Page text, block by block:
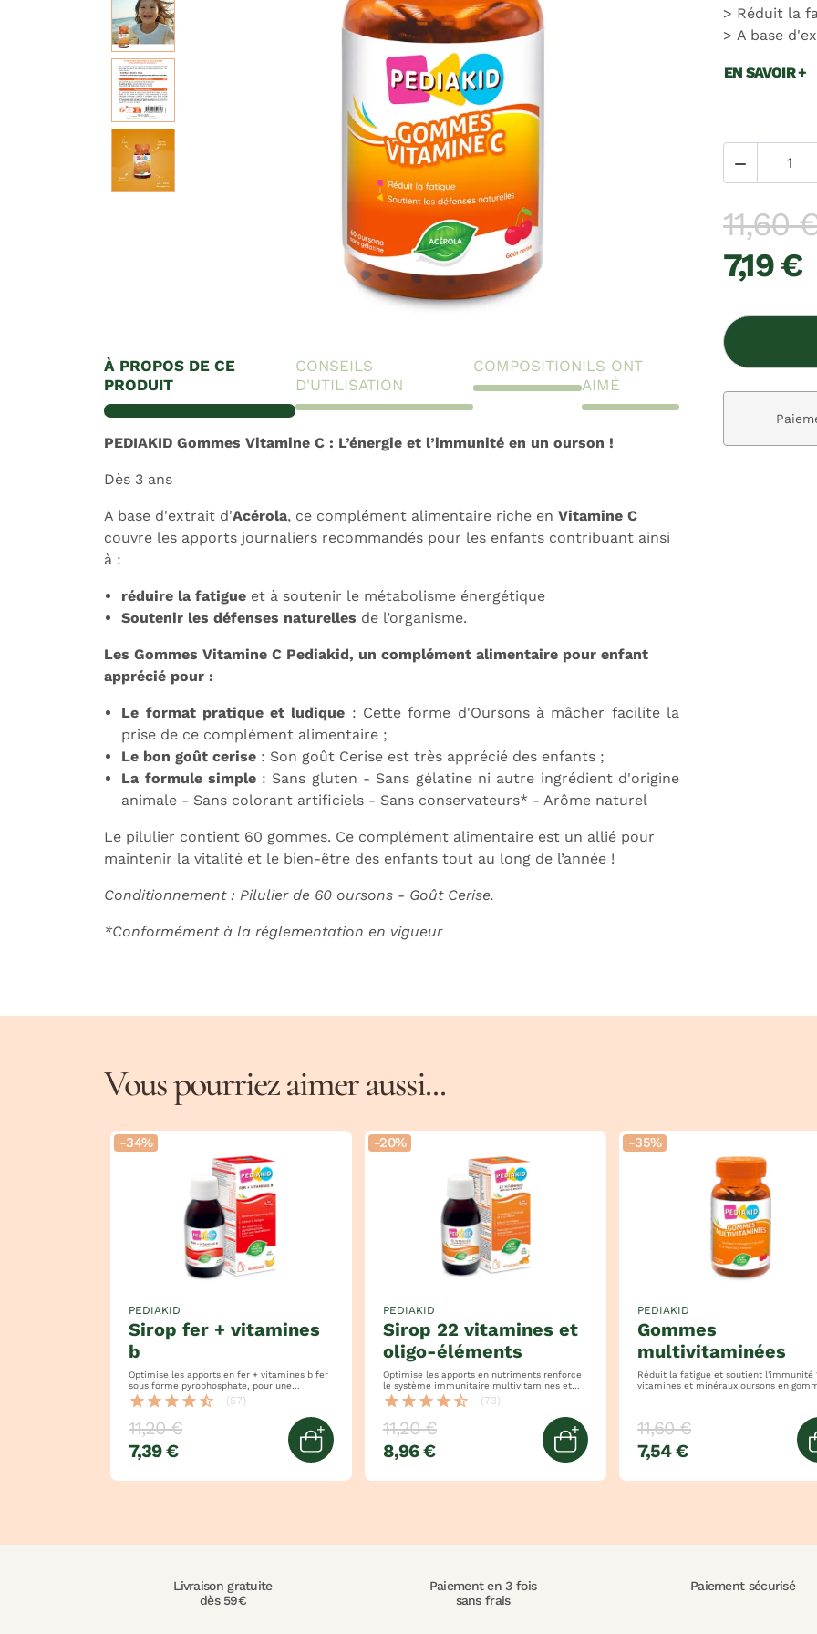
Réduit la
A base
EN SAVOIR +

11,60
7,19 €
Expédition sous 24h
À PROPOS DE CE
PRODUIT
CONSEILS
D'UTILISATION
COMPOSITIONILS ONT
AIMÉ
PEDIAKID Gommes Vitamine C : L’énergie et l’immunité en un ourson !
Dès 3 ans
A base d'extrait d'Acérola, ce complément alimentaire riche en Vitamine C
couvre les apports journaliers recommandés pour les enfants contribuant ainsi
à :
réduire la fatigue et à soutenir le métabolisme énergétique
Soutenir les défenses naturelles de l’organisme.
Les Gommes Vitamine C Pediakid, un complément alimentaire pour enfant
apprécié pour :
Le format pratique et ludique : Cette forme d'Oursons à mâcher facilite la
prise de ce complément alimentaire ;
Le bon goût cerise : Son goût Cerise est très apprécié des enfants ;
La formule simple : Sans gluten - Sans gélatine ni autre ingrédient d'origine
animale - Sans colorant artificiels - Sans conservateurs* - Arôme naturel
Le pilulier contient 60 gommes. Ce complément alimentaire est un allié pour
maintenir la vitalité et le bien-être des enfants tout au long de l’année !
Conditionnement : Pilulier de 60 oursons - Goût Cerise.
*Conformément à la réglementation en vigueur
Vous pourriez aimer aussi...
-34%
sirop fer + vitamines
b
PEDIAKID
Optimise les apports en fer + vitamines b fer
sous forme pyrophosphate, pour une
assimilation optimale permet de lutter contre
la fatigue
star star star star star_half (57)
11,20 €
7,39 €
Ajouter au panier
-20%
sirop 22 vitamines et
oligo-éléments
PEDIAKID
Optimise les apports en nutriments renforce
le système immunitaire multivitamines et
tonus
star star star star star_half (73)
11,20 €
8,96 €
Quick view
-35%
gommes
multivitaminées
PEDIAKID
Réduit la fatigue et soutient l'immunité 14
vitamines et minéraux oursons en gomme -
11,60 €
7,54 €
Livraison gratuite
dès 59€
Paiement en 3 fois
sans frais
Paiement sécurisé